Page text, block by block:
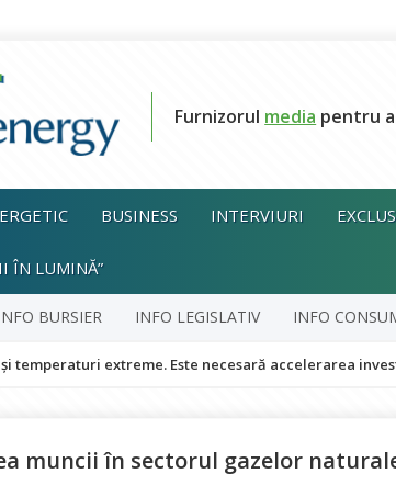
Furnizorul media pentru
BUSINESS INTERVIURI
ÎN LUMINĂ”
BURSIER INFO LEGISLATIV INFO
extreme. Este necesară accelerarea investițiilor în
muncii în sectorul gazelor